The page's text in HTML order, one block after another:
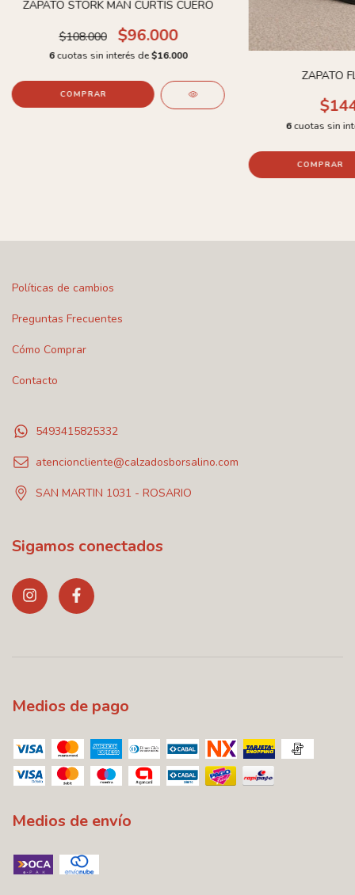
ZAPATO STORK MAN CURTIS CUERO
$108.000 $96.000
6cuotas sin interés de$16.000
COMPRAR
ZAPATO
6 cuotas sin
COMPRAR
Políticas de cambios
Preguntas Frecuentes
Cómo Comprar
Contacto
5493415825332
atencioncliente@calzadosborsalino.com
SAN MARTIN 1031 - ROSARIO
Sigamos conectados
Medios de pago
Medios de envío